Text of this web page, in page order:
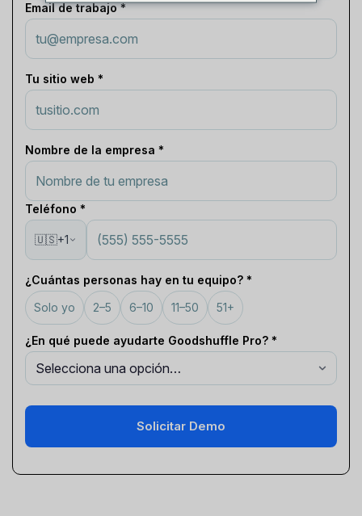
Email de trabajo *
Tu sitio web *
Nombre de la empresa *
Teléfono *
🇺🇸+1
¿Cuántas personas hay en tu equipo? *
Solo yo
2–5 6–10 11–50 51+
¿En qué puede ayudarte Goodshuffle Pro? *
Solicitar Demo